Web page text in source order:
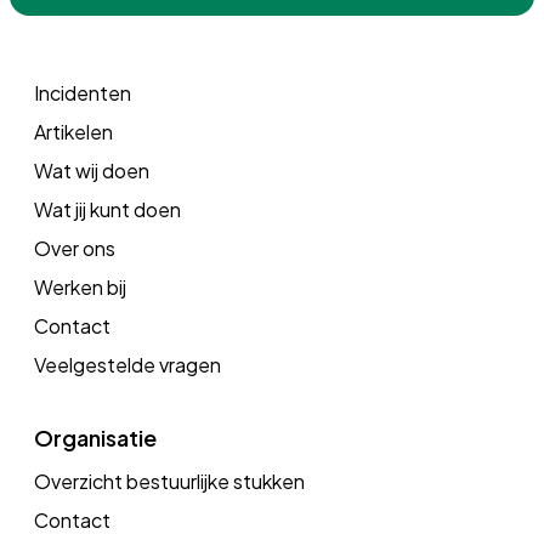
Incidenten
Artikelen
Wat wij doen
Wat jij kunt doen
Over ons
Werken bij
Contact
Veelgestelde vragen
Organisatie
Overzicht bestuurlijke stukken
Contact